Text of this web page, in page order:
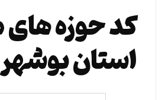
کد حوزه های
استان بوشهر